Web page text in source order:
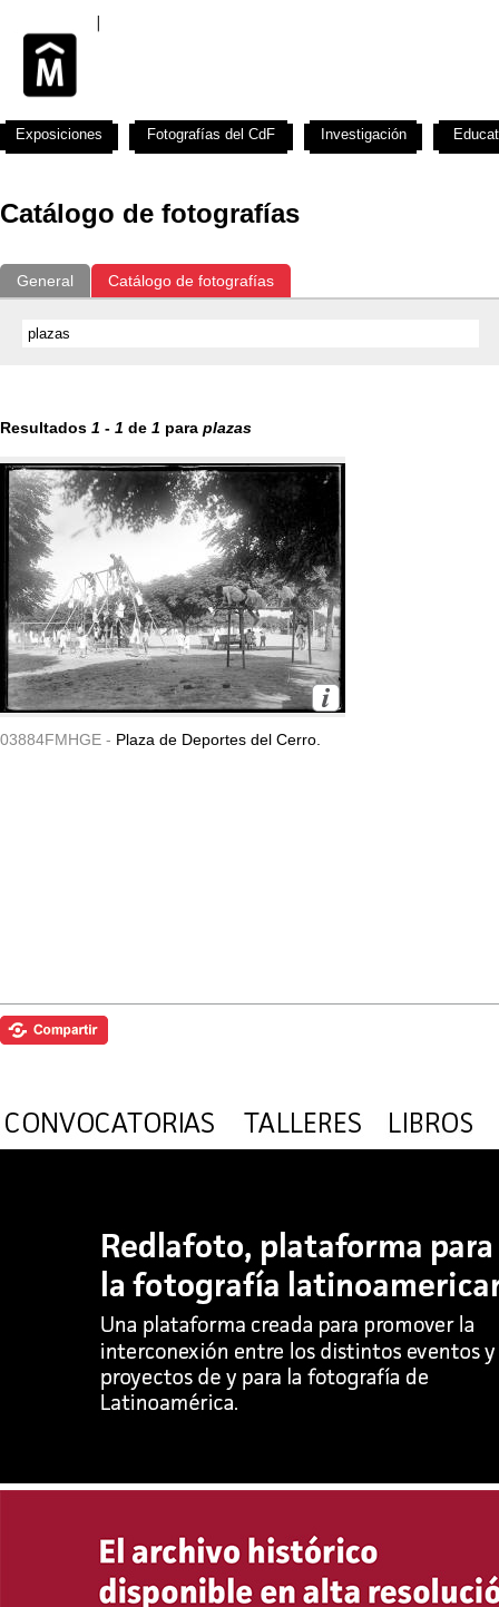
Catálogo de fotografías
General Catálogo de fotografías
Resultados 1 - 1 de 1 para plazas
03884FMHGE - Plaza de Deportes del Cerro.
Exposiciones Fotografías del CdF Investigación